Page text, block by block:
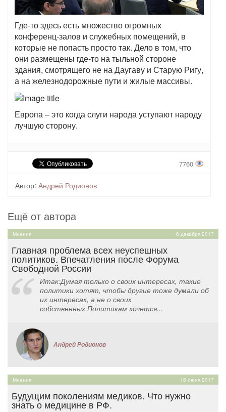
Где-то здесь есть множество огромных
конференц-залов и служебных помещений, в
которые не попасть просто так. Дело в том, что
они размещены где-то на тыльной стороне
здания, смотрящего не на Даугаву и Старую Ригу,
а на железнодорожные пути и жилые массивы.
Европа – это когда слуги народа уступают народу
лучшую сторону.
7760
Автор: Андрей Родионов
Ещё от автора
Мнения 6 декабря 2017
Главная проблема всех неуспешных
политиков. Впечатления после Форума
Свободной России
Итак:Думая только о своих интересах, такие
политики хотят, чтобы другие тоже думали об
их интересах, а не о своих
собственных.Политикам хочется...
Андрей Родионов
Мнения 18 июня 2017
Будущим поколениям медиков. Что нужно
знать о медицине в РФ.